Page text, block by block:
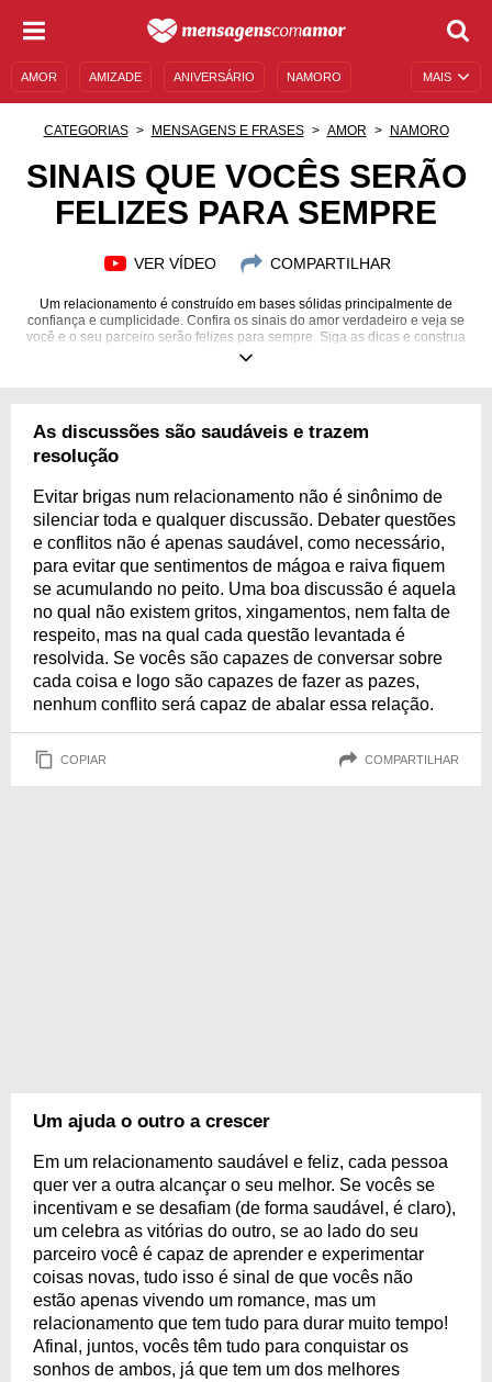
MAIS
AMOR AMIZADE ANIVERSÁRIO NAMORO
DESCULPAS
MENSAGENS E FRASES MENSAGENS DE ANIVERSÁRIO
CATEGORIAS MENSAGENS E FRASES AMOR NAMORO
SINAIS QUE VOCÊS SERÃO
FELIZES PARA SEMPRE
VER VÍDEO COMPARTILHAR
Um relacionamento é construído em bases sólidas principalmente de
confiança e cumplicidade. Confira os sinais do amor verdadeiro e veja se
você e o seu parceiro serão felizes para sempre. Siga as dicas e construa
um futuro para vocês!
As discussões são saudáveis e trazem
resolução
Evitar brigas num relacionamento não é sinônimo de
silenciar toda e qualquer discussão. Debater questões
e conflitos não é apenas saudável, como necessário,
para evitar que sentimentos de mágoa e raiva fiquem
se acumulando no peito. Uma boa discussão é aquela
no qual não existem gritos, xingamentos, nem falta de
respeito, mas na qual cada questão levantada é
resolvida. Se vocês são capazes de conversar sobre
cada coisa e logo são capazes de fazer as pazes,
nenhum conflito será capaz de abalar essa relação.
COPIAR COMPARTILHAR
Um ajuda o outro a crescer
Em um relacionamento saudável e feliz, cada pessoa
quer ver a outra alcançar o seu melhor. Se vocês se
incentivam e se desafiam (de forma saudável, é claro),
um celebra as vitórias do outro, se ao lado do seu
parceiro você é capaz de aprender e experimentar
coisas novas, tudo isso é sinal de que vocês não
estão apenas vivendo um romance, mas um
relacionamento que tem tudo para durar muito tempo!
Afinal, juntos, vocês têm tudo para conquistar os
sonhos de ambos, já que tem um dos melhores